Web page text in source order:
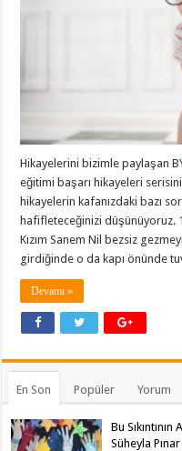
Hikayelerini bizimle paylaşan
eğitimi başarı hikayeleri
hikayelerin kafanızdaki bazı
hafifleteceğinizi düşünüyoruz.
Kızım Sanem Nil bezsiz
girdiğinde o da kapı önünde
Devamı »
En Son Popüler Yorum
Bu
Süheyla